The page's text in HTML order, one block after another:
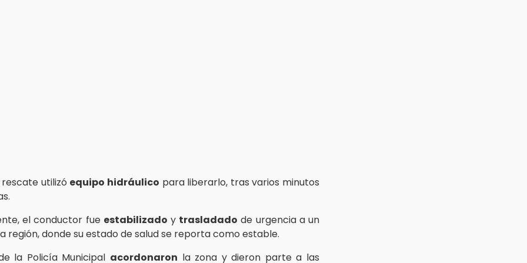
utilizó equipo hidráulico para liberarlo, tras varios minutos
el conductor fue estabilizado y trasladado de urgencia a un
región, donde su estado de salud se reporta como estable.
la Policía Municipal acordonaron la zona y dieron parte a las